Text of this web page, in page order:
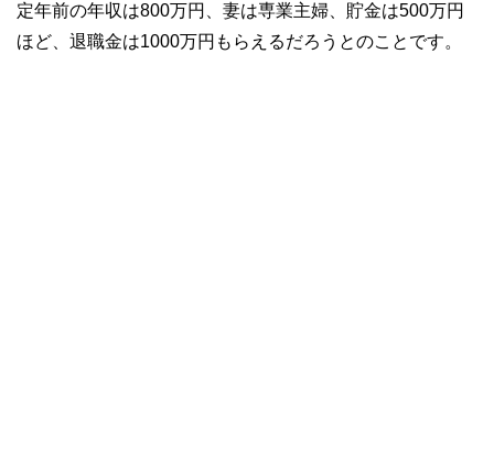
定年前の年収は800万円、妻は専業主婦、貯金は500万円
ほど、退職金は1000万円もらえるだろうとのことです。